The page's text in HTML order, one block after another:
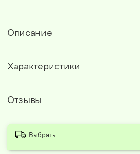
Описание
Характеристики
Отзывы
Выбрать